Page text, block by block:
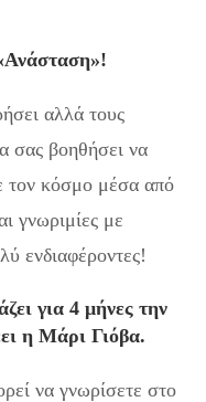
αλλά τους
σας βοηθήσει να
τον κόσμο μέσα από
γνωριμίες με
ενδιαφέροντες!
για 4 μήνες την
η Μάρι Γιόβα.
να γνωρίσετε στο